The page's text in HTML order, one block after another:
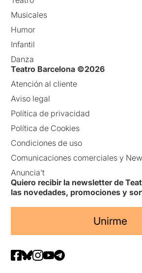
Musicales
Humor
Infantil
Danza
Teatro Barcelona ©2026
Atención al cliente
Aviso legal
Política de privacidad
Política de Cookies
Condiciones de uso
Comunicaciones comerciales y
Anuncia’t
Quiero recibir la newsletter de
las novedades, promociones y
Unirme